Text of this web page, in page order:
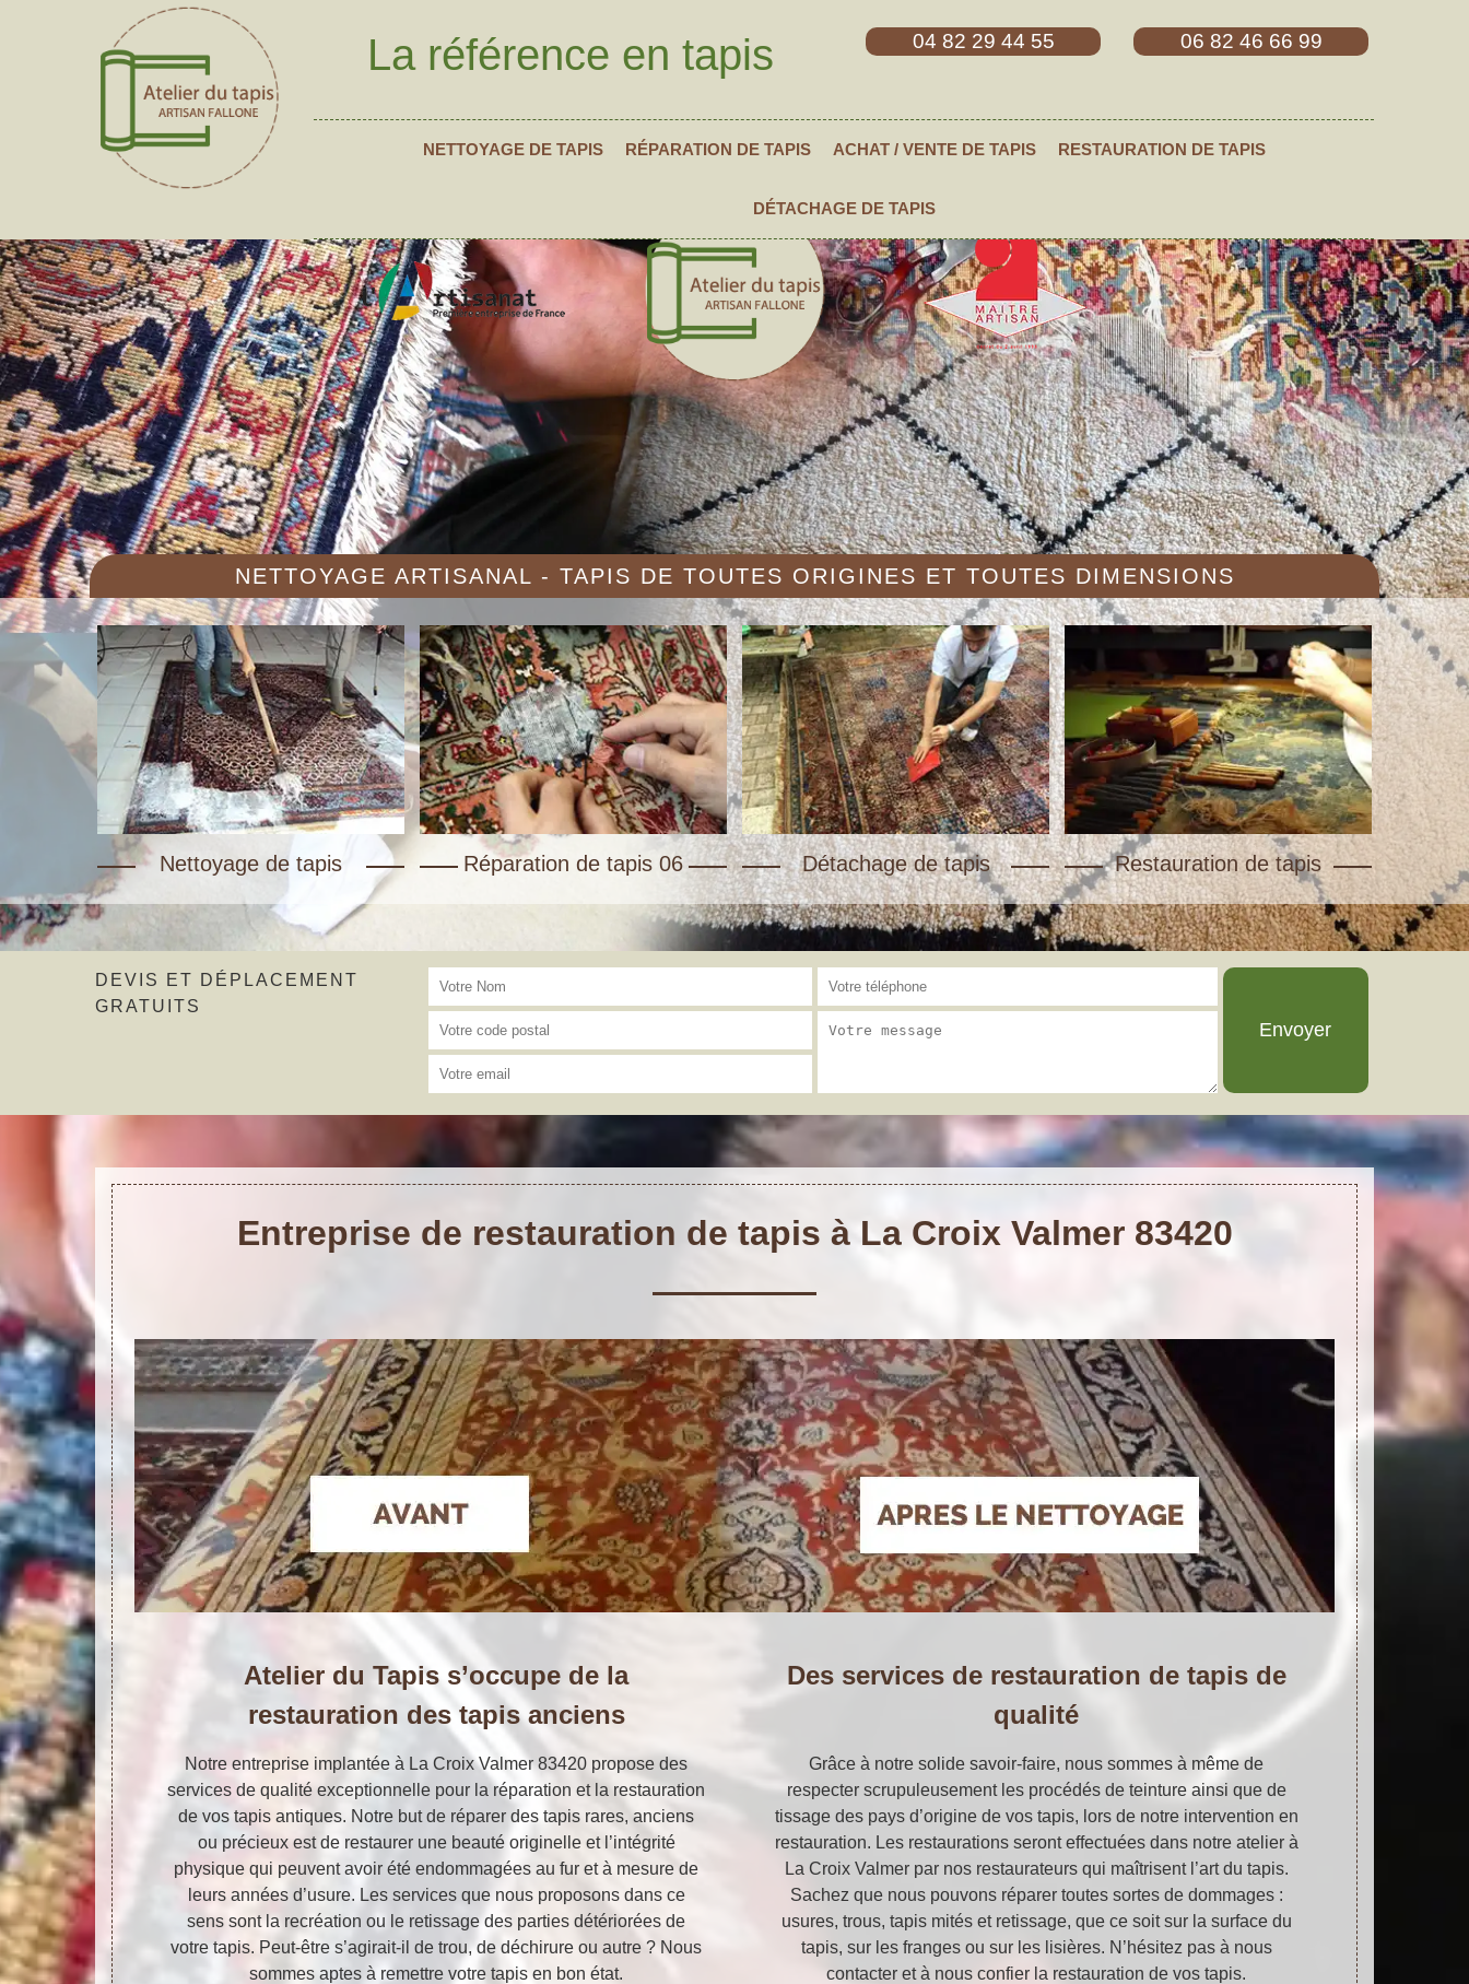
La référence en tapis 04 82 29 44 55 06 82 46 66 99
NETTOYAGE DE TAPIS RÉPARATION DE TAPIS ACHAT / VENTE DE TAPIS RESTAURATION DE TAPIS
DÉTACHAGE DE TAPIS
NETTOYAGE ARTISANAL - TAPIS DE TOUTES ORIGINES ET TOUTES DIMENSIONS
Nettoyage de tapis Réparation de tapis 06 Détachage de tapis Restauration de tapis
DEVIS ET DÉPLACEMENT
GRATUITS
Entreprise de restauration de tapis à La Croix Valmer 83420
Atelier du Tapis s’occupe de la
restauration des tapis anciens
Notre entreprise implantée à La Croix Valmer 83420 propose des
services de qualité exceptionnelle pour la réparation et la restauration
de vos tapis antiques. Notre but de réparer des tapis rares, anciens
ou précieux est de restaurer une beauté originelle et l’intégrité
physique qui peuvent avoir été endommagées au fur et à mesure de
leurs années d’usure. Les services que nous proposons dans ce
sens sont la recréation ou le retissage des parties détériorées de
votre tapis. Peut-être s’agirait-il de trou, de déchirure ou autre ? Nous
sommes aptes à remettre votre tapis en bon état.
Des services de restauration de tapis de
qualité
Grâce à notre solide savoir-faire, nous sommes à même de
respecter scrupuleusement les procédés de teinture ainsi que de
tissage des pays d’origine de vos tapis, lors de notre intervention en
restauration. Les restaurations seront effectuées dans notre atelier à
La Croix Valmer par nos restaurateurs qui maîtrisent l’art du tapis.
Sachez que nous pouvons réparer toutes sortes de dommages :
usures, trous, tapis mités et retissage, que ce soit sur la surface du
tapis, sur les franges ou sur les lisières. N’hésitez pas à nous
contacter et à nous confier la restauration de vos tapis.